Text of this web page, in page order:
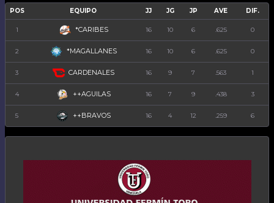
POS EQUIPO JJ JG JP AVE DIF.
1 *CARIBES 16 10 6 .625 0
2 *MAGALLANES 16 10 6 .625 0
3 CARDENALES 16 9 7 .563 1
4 ++AGUILAS 16 7 9 .438 3
5 ++BRAVOS 16 4 12 .259 6